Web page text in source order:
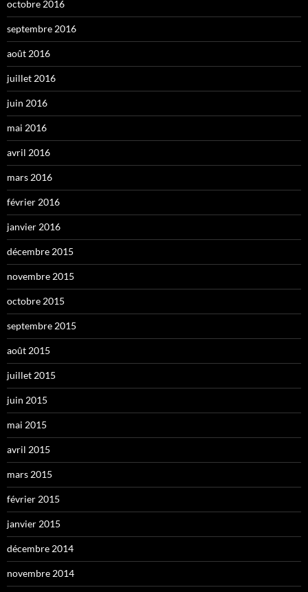
octobre 2016
septembre 2016
août 2016
juillet 2016
juin 2016
mai 2016
avril 2016
mars 2016
février 2016
janvier 2016
décembre 2015
novembre 2015
octobre 2015
septembre 2015
août 2015
juillet 2015
juin 2015
mai 2015
avril 2015
mars 2015
février 2015
janvier 2015
décembre 2014
novembre 2014